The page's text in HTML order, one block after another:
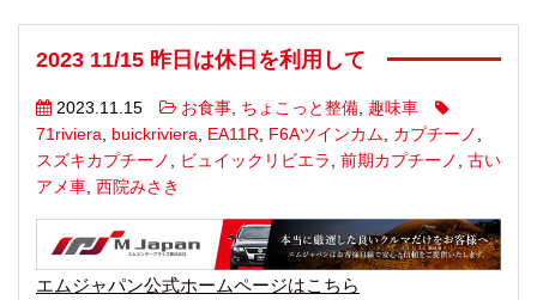
2023 11/15 昨日は休日を利用して
2023.11.15 お食事 ちょこっと整備 趣味車
71riviera
buickriviera EA11R F6Aツインカム カプチーノ
スズキカプチーノ
ビュイックリビエラ 前期カプチーノ
古い
アメ車 西院みさき
エムジャパン公式ホームページはこちら